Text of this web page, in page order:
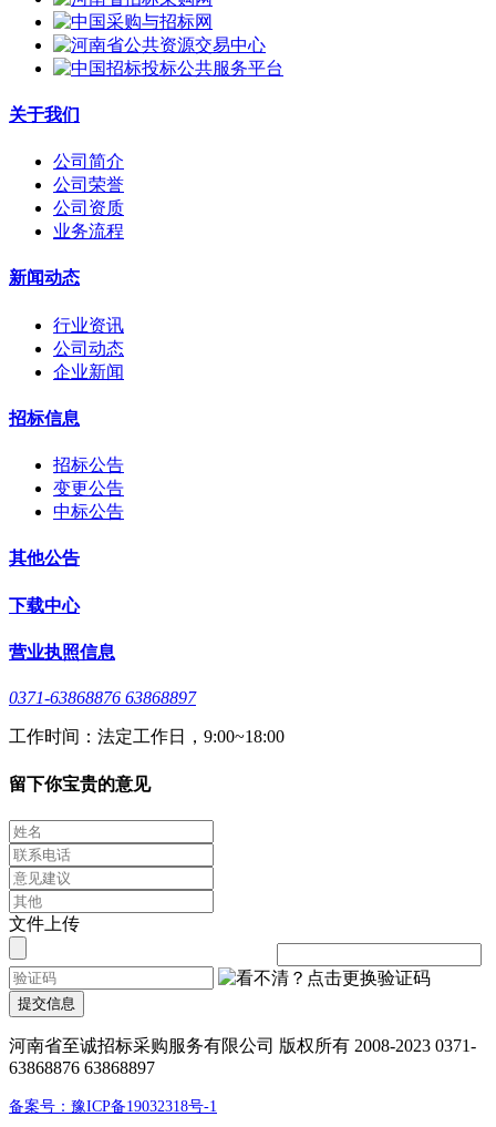
关于我们
公司简介
公司荣誉
公司资质
业务流程
新闻动态
行业资讯
公司动态
企业新闻
招标信息
招标公告
变更公告
中标公告
其他公告
下载中心
营业执照信息
0371-63868876 63868897
工作时间：法定工作日，9:00~18:00
留下你宝贵的意见
文件上传
提交信息
河南省至诚招标采购服务有限公司 版权所有 2008-2023 0371-
63868876 63868897
备案号：豫ICP备19032318号-1